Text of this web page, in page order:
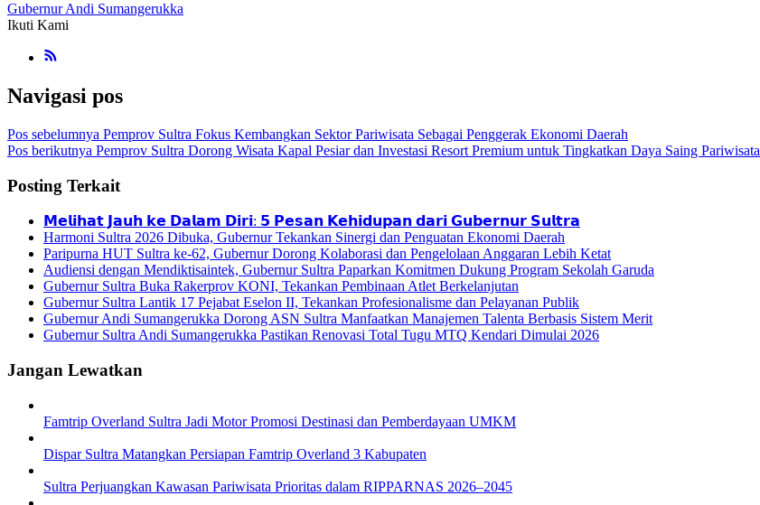
Gubernur Andi Sumangerukka
Ikuti Kami
Navigasi pos
Pos sebelumnya Pemprov Sultra Fokus Kembangkan Sektor Pariwisata Sebagai Penggerak Ekonomi Daerah
Pos berikutnya Pemprov Sultra Dorong Wisata Kapal Pesiar dan Investasi Resort Premium untuk Tingkatkan Daya Saing Pariwisata
Posting Terkait
𝗠𝗲𝗹𝗶𝗵𝗮𝘁 𝗝𝗮𝘂𝗵 𝗸𝗲 𝗗𝗮𝗹𝗮𝗺 𝗗𝗶𝗿𝗶: 𝟱 𝗣𝗲𝘀𝗮𝗻 𝗞𝗲𝗵𝗶𝗱𝘂𝗽𝗮𝗻 𝗱𝗮𝗿𝗶 𝗚𝘂𝗯𝗲𝗿𝗻𝘂𝗿 𝗦𝘂𝗹𝘁𝗿𝗮
Harmoni Sultra 2026 Dibuka, Gubernur Tekankan Sinergi dan Penguatan Ekonomi Daerah
Paripurna HUT Sultra ke-62, Gubernur Dorong Kolaborasi dan Pengelolaan Anggaran Lebih Ketat
Audiensi dengan Mendiktisaintek, Gubernur Sultra Paparkan Komitmen Dukung Program Sekolah Garuda
Gubernur Sultra Buka Rakerprov KONI, Tekankan Pembinaan Atlet Berkelanjutan
Gubernur Sultra Lantik 17 Pejabat Eselon II, Tekankan Profesionalisme dan Pelayanan Publik
Gubernur Andi Sumangerukka Dorong ASN Sultra Manfaatkan Manajemen Talenta Berbasis Sistem Merit
Gubernur Sultra Andi Sumangerukka Pastikan Renovasi Total Tugu MTQ Kendari Dimulai 2026
Jangan Lewatkan
Famtrip Overland Sultra Jadi Motor Promosi Destinasi dan Pemberdayaan UMKM
Dispar Sultra Matangkan Persiapan Famtrip Overland 3 Kabupaten
Sultra Perjuangkan Kawasan Pariwisata Prioritas dalam RIPPARNAS 2026–2045